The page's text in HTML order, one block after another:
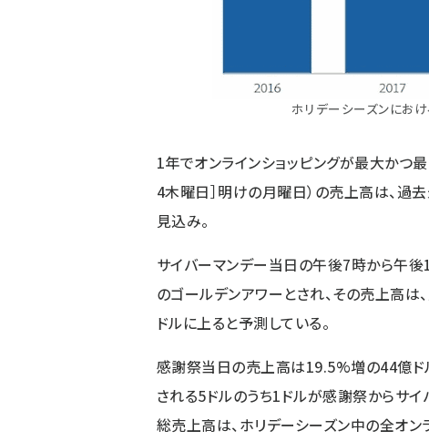
ホリデーシーズンにお
1年でオンラインショッピングが最大かつ
4木曜日］明けの月曜日）の売上高は、
見込み。
サイバーマンデー当日の午後7時から午後
のゴールデンアワーとされ、その売上高
ドルに上ると予測している。
感謝祭当日の売上高は19.5%増の44億ド
される5ドルのうち1ドルが感謝祭からサ
総売上高は、ホリデーシーズン中の全オ